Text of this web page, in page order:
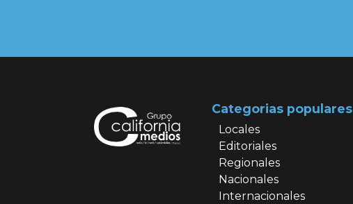
Categorias populares
Locales
Editoriales
Regionales
Nacionales
Internacionales